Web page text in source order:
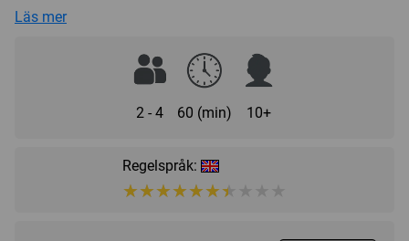
past. Can you find them?
Become an ancient visionary. Build great monuments to
inspire your people! Can you design a true wonder of the
world? Or will you take an existing creation and lift it to
greater heights? Then, can you help these monuments
and preserved chronicles, your people will take their place
Läs mer
2 - 4 60 (min) 10+
Regelspråk:
★★★★★★★★★★
★★★★★★★★★★